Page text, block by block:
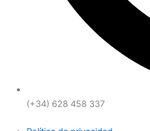
(+34) 628 458 337